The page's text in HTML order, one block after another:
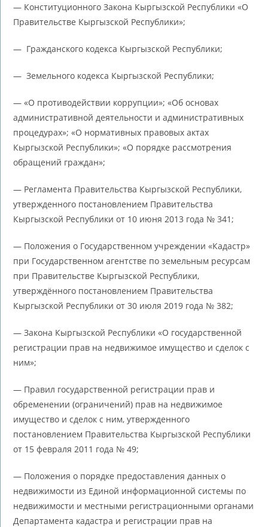
— Конституционного Закона Кыргызской Республики «О
Правительстве Кыргызской Республики»;
— Гражданского кодекса Кыргызской Республики;
— Земельного кодекса Кыргызской Республики;
— «О противодействии коррупции»; «Об основах
административной деятельности и административных
процедурах»; «О нормативных правовых актах
Кыргызской Республики»; «О порядке рассмотрения
обращений граждан»;
— Регламента Правительства Кыргызской Республики,
утвержденного постановлением Правительства
Кыргызской Республики от 10 июня 2013 года № 341;
— Положения о Государственном учреждении «Кадастр»
при Государственном агентстве по земельным ресурсам
при Правительстве Кыргызской Республики,
утверждённого постановлением Правительства
Кыргызской Республики от 30 июля 2019 года № 382;
— Закона Кыргызской Республики «О государственной
регистрации прав на недвижимое имущество и сделок с
ним»;
— Правил государственной регистрации прав и
обременении (ограничений) прав на недвижимое
имущество и сделок с ним, утвержденного
постановлением Правительства Кыргызской Республики
от 15 февраля 2011 года № 49;
— Положения о порядке предоставления данных о
недвижимости из Единой информационной системы по
недвижимости и местными регистрационными органами
Департамента кадастра и регистрации прав на